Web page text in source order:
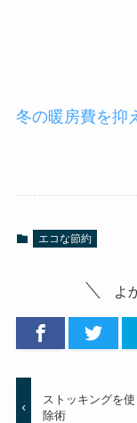
冬の暖房費を抑
エコな節約
よ
ストッキングを
除術